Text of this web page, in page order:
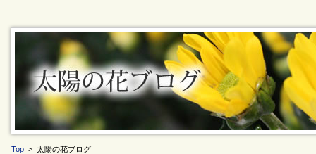
Top > 太陽の花ブログ